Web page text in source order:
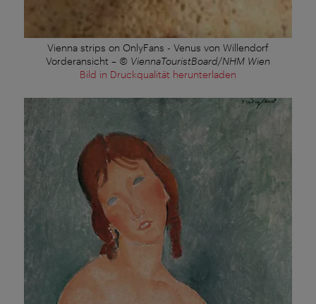
Vienna strips on OnlyFans - Venus von Willendorf
Vorderansicht – © ViennaTouristBoard/NHM Wien
Bild in Druckqualität herunterladen